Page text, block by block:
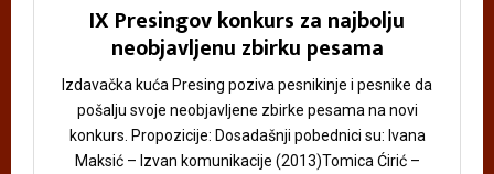
IX Presingov konkurs za najbolju
neobjavljenu zbirku pesama
Izdavačka kuća Presing poziva pesnikinje i pesnike da
pošalju svoje neobjavljene zbirke pesama na novi
konkurs. Propozicije: Dosadašnji pobednici su: Ivana
Maksić – Izvan komunikacije (2013)Tomica Ćirić –